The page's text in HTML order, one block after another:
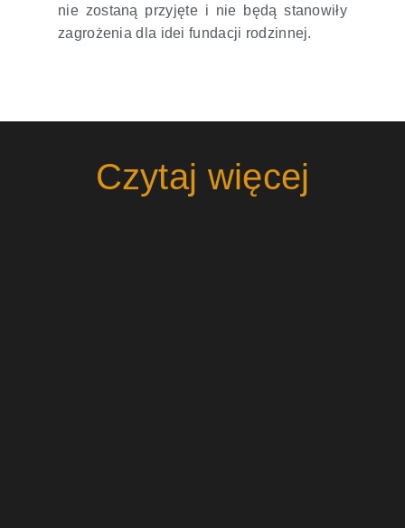
nie zostaną przyjęte i nie będą stanowiły
zagrożenia dla idei fundacji rodzinnej.
Czytaj więcej